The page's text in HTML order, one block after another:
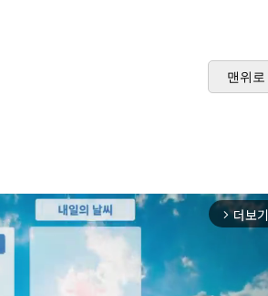
맨위로
arrow_forward_ios 더보기